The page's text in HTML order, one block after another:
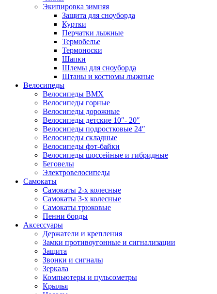
Экипировка зимняя
Защита для сноуборда
Куртки
Перчатки лыжные
Термобелье
Термоноски
Шапки
Шлемы для сноуборда
Штаны и костюмы лыжные
Велосипеды
Велосипеды BMX
Велосипеды горные
Велосипеды дорожные
Велосипеды детские 10″- 20″
Велосипеды подростковые 24″
Велосипеды складные
Велосипеды фэт-байки
Велосипеды шоссейные и гибридные
Беговелы
Электровелосипеды
Самокаты
Самокаты 2-х колесные
Самокаты 3-х колесные
Самокаты трюковые
Пенни борды
Аксессуары
Держатели и крепления
Замки противоугонные и сигнализации
Защита
Звонки и сигналы
Зеркала
Компьютеры и пульсометры
Крылья